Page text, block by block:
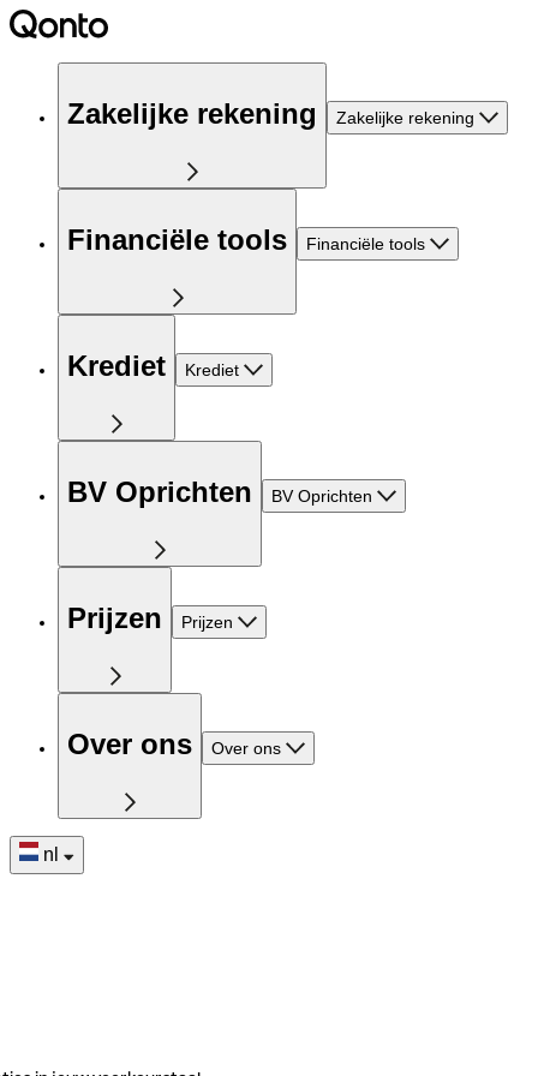
Zakelijke rekening Zakelijke rekening
Financiële tools Financiële tools
Krediet Krediet
BV Oprichten BV Oprichten
Prijzen Prijzen
Over ons Over ons
nl